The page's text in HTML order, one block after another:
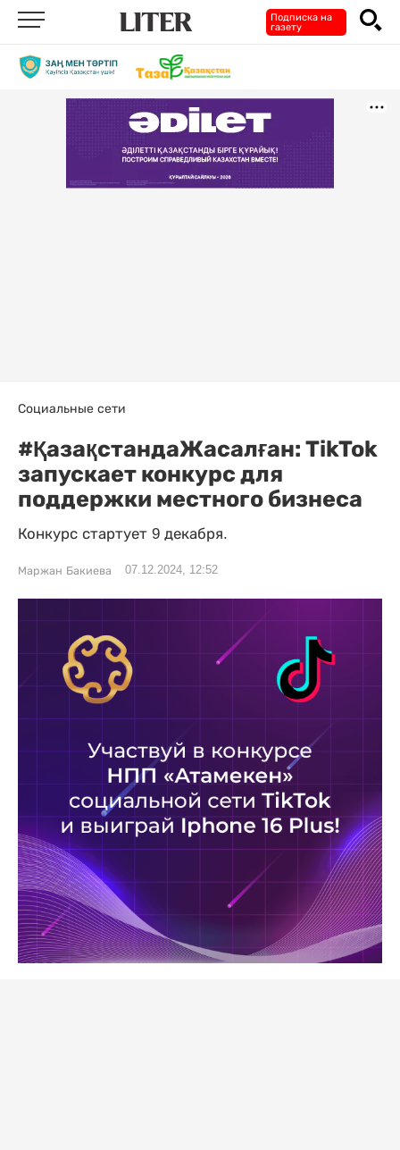
Подписка на
газету
Социальные сети
#ҚазақстандаЖасалған: TikTok
запускает конкурс для
поддержки местного бизнеса
Конкурс стартует 9 декабря.
Маржан Бакиева 07.12.2024, 12:52